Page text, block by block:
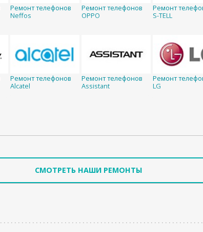
Ремонт телефонов
Neffos
Ремонт телефонов
OPPO
Ремонт
S-TELL
Ремонт телефонов
Alcatel
Ремонт телефонов
Assistant
Ремонт
LG
СМОТРЕТЬ НАШИ РЕМОНТЫ